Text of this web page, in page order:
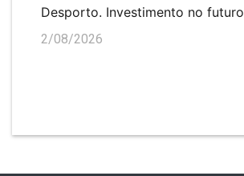
Desporto. Investimento no futuro
2/08/2026